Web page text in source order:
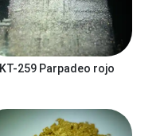
KT-259 Parpadeo rojo